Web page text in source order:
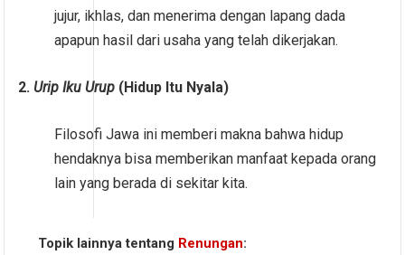
jujur, ikhlas, dan menerima dengan lapang dada
apapun hasil dari usaha yang telah dikerjakan.
2. Urip Iku Urup (Hidup Itu Nyala)
Filosofi Jawa ini memberi makna bahwa hidup
hendaknya bisa memberikan manfaat kepada orang
lain yang berada di sekitar kita.
Topik lainnya tentang Renungan: